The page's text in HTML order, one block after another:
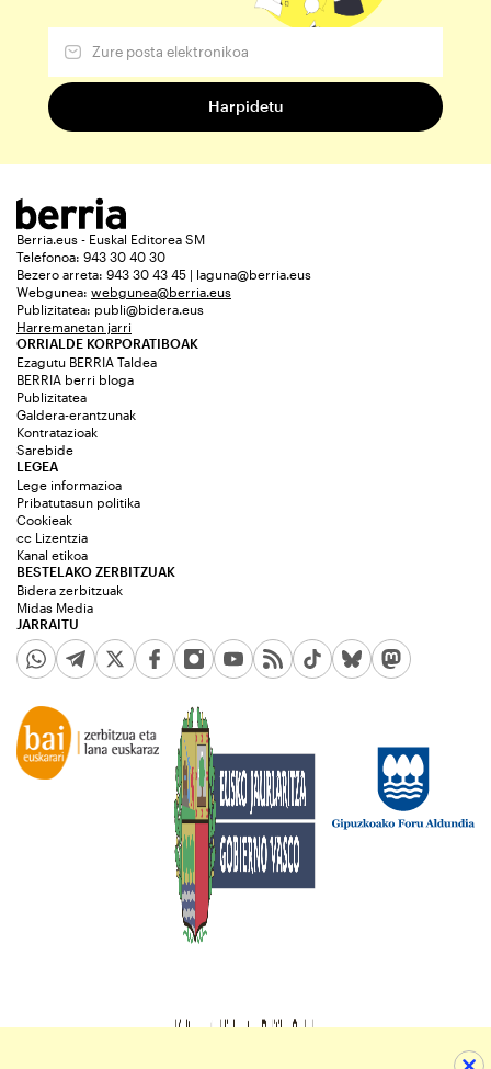
Berria.eus - Euskal Editorea SM
Telefonoa: 943 30 40 30
Bezero arreta: 943 30 43 45 | laguna@berria.eus
Webgunea: webgunea@berria.eus
Publizitatea: publi@bidera.eus
Harremanetan jarri
ORRIALDE KORPORATIBOAK
Ezagutu BERRIA Taldea
BERRIA berri bloga
Publizitatea
Galdera-erantzunak
Kontratazioak
Sarebide
JARRAITU
LEGEA
Lege informazioa
Pribatutasun politika
Cookieak
cc Lizentzia
Kanal etikoa
BESTELAKO ZERBITZUAK
Bidera zerbitzuak
Midas Media